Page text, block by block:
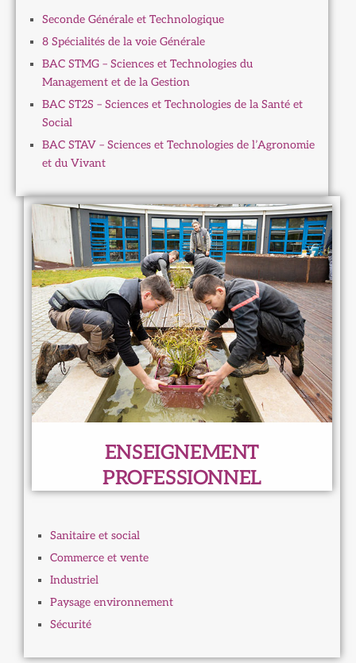
Seconde Générale et Technologique
8 Spécialités de la voie Générale
BAC STMG – Sciences et Technologies du
Management et de la Gestion
BAC ST2S – Sciences et Technologies de la Santé et
Social
BAC STAV – Sciences et Technologies de l’Agronomie
et du Vivant
ENSEIGNEMENT
PROFESSIONNEL
Sanitaire et social
Commerce et vente
Industriel
Paysage environnement
Sécurité